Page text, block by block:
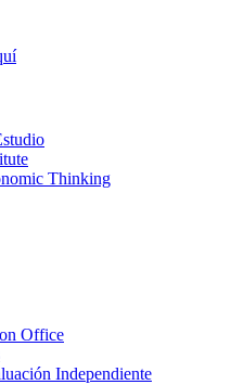
Thinking
Office
Independiente